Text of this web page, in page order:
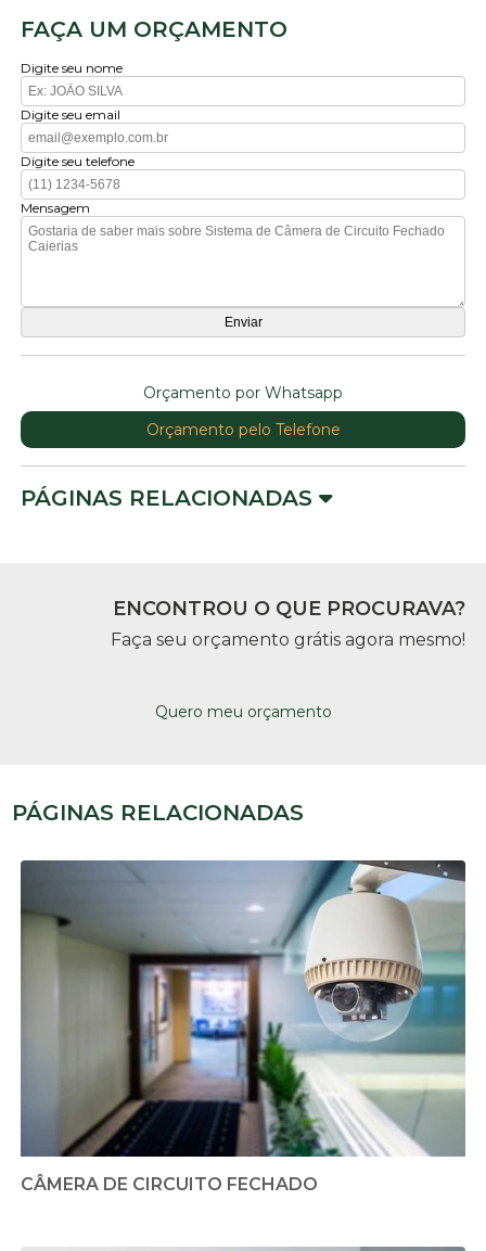
FAÇA UM ORÇAMENTO
Digite seu nome
Digite seu email
Digite seu telefone
Mensagem
Orçamento por Whatsapp
Orçamento pelo Telefone
PÁGINAS RELACIONADAS
ENCONTROU O QUE PROCURAVA?
Faça seu orçamento grátis agora mesmo!
Quero meu orçamento
PÁGINAS RELACIONADAS
CÂMERA DE CIRCUITO FECHADO